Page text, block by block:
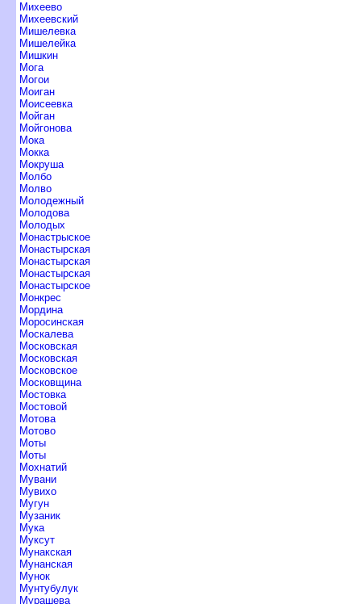
Михеево
Михеевский
Мишелевка
Мишелейка
Мишкин
Мога
Могои
Моиган
Моисеевка
Мойган
Мойгонова
Мока
Мокка
Мокруша
Молбо
Молво
Молодежный
Молодова
Молодых
Монастрыское
Монастырская
Монастырская
Монастырская
Монастырское
Монкрес
Мордина
Моросинская
Москалева
Московская
Московская
Московское
Московщина
Мостовка
Мостовой
Мотова
Мотово
Моты
Моты
Мохнатий
Мувани
Мувихо
Мугун
Музаник
Мука
Муксут
Мунакская
Мунанская
Мунок
Мунтубулук
Мурашева